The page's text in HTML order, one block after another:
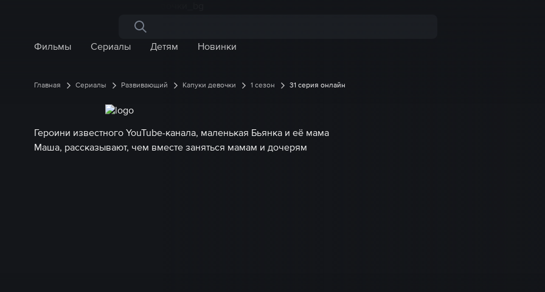
Поиск по сайту
Фильмы
Сериалы Детям Новинки
Главная Сериалы Развивающий Капуки девочки 1 сезон 31 серия онлайн
Героини известного YouTube-канала, маленькая Бьянка и её мама
Маша, рассказывают, чем вместе заняться мамам и дочерям